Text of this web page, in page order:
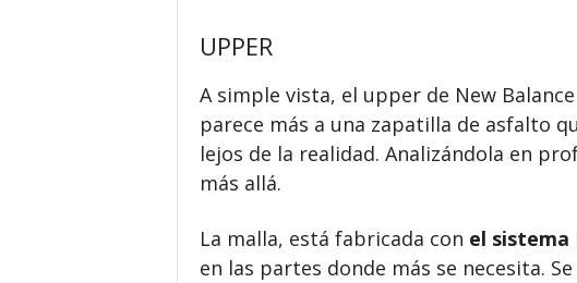
UPPER
A simple vista, el upper de New
parece más a una zapatilla de asfalto
lejos de la realidad. Analizándola en
más allá.
La malla, está fabricada con el sistema
en las partes donde más se necesita.